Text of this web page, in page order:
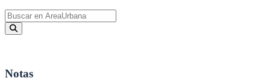
Search
for:
Notas